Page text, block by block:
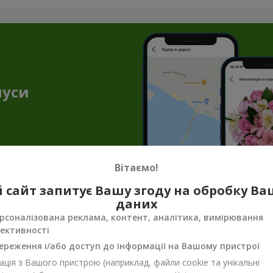
продукція до квіткових
щоб передати весь настрій, турботу чи ніжність. Саме тут
завершеним. Сувенірна продукція для букетів — не просто
тепла, несподіванки або просто щирих емоцій.
Вітаємо!
сайт запитує Вашу згоду на обробку
даних
реклама, контент, аналітика, вимірювання
і/або доступ до інформації на Вашому пристрої
з Вашого пристрою (наприклад, файли cookie та унікальні